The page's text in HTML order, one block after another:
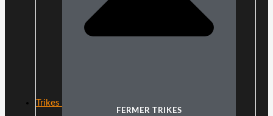
Trikes
FERMER TRIKES